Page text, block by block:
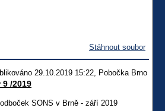
Stáhnout soubor
29.10.2019 15:22, Pobočka Brno
/2019
SONS v Brně - září 2019